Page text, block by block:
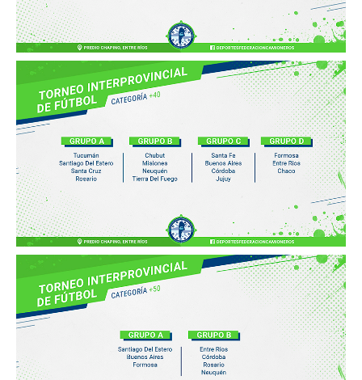
Secretaría general adjunta
Secretaría de actas
Secretaría gremial
Secretario Tesorero
Secretaría prensa y cultura
Secretaría de Obra Social
Secretaría Administrativa
Secretaría de Organización
Secretaría de Coord. Política
Secretaría Evol. del Salario
Secretaría de Fiscalización